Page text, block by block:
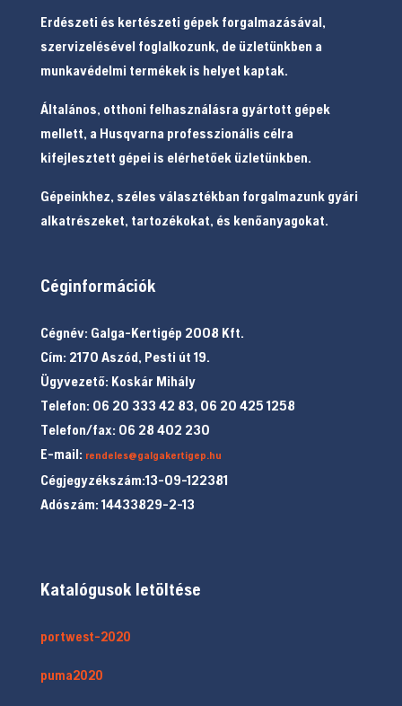
Erdészeti és kertészeti gépek forgalmazásával,
szervizelésével foglalkozunk, de üzletünkben a
munkavédelmi termékek is helyet kaptak.
Általános, otthoni felhasználásra gyártott gépek
mellett, a Husqvarna professzionális célra
kifejlesztett gépei is elérhetőek üzletünkben.
Gépeinkhez, széles választékban forgalmazunk gyári
alkatrészeket, tartozékokat, és kenőanyagokat.
Céginformációk
Cégnév: Galga-Kertigép 2008 Kft.
Cím: 2170 Aszód, Pesti út 19.
Ügyvezető: Koskár Mihály
Telefon: 06 20 333 42 83, 06 20 425 1258
Telefon/fax: 06 28 402 230
E-mail: rendeles@galgakertigep.hu
Cégjegyzékszám:13-09-122381
Adószám: 14433829-2-13
Katalógusok letöltése
portwest-2020
puma2020